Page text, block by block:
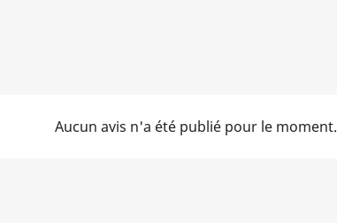
Aucun avis n'a été publié pour le moment.